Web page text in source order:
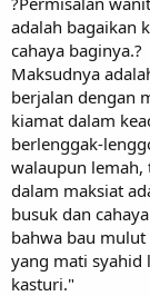
adalah bagaikan
cahaya baginya.?
Maksudnya
berjalan dengan
kiamat dalam
berlenggak-
walaupun lemah,
dalam maksiat
busuk dan
bahwa bau
yang mati syahid
kasturi."